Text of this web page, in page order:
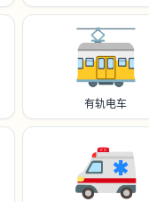
🚋
有轨电车
🚑️